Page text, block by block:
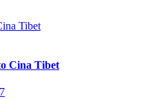
Tibet
Cina Tibet